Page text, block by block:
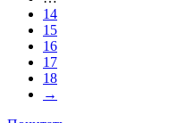
14
15
16
17
18
→